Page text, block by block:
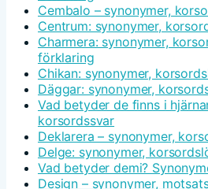
Cembalo – synonymer,
Centrum: synonymer,
Charmera: synonymer,
förklaring
Chikan: synonymer,
Däggar: synonymer,
Vad betyder de finns i
korsordssvar
Deklarera – synonymer,
Delge: synonymer,
Vad betyder demi?
Design – synonymer,